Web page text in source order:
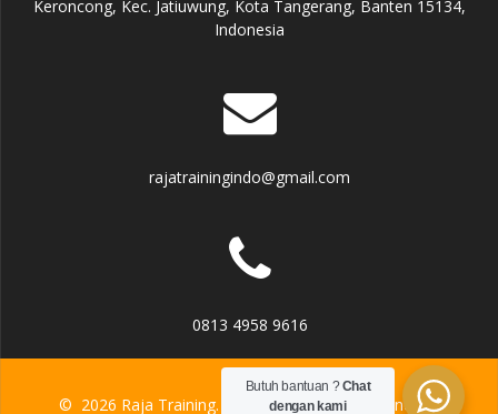
Keroncong, Kec. Jatiuwung, Kota Tangerang, Banten 15134,
Indonesia
rajatrainingindo@gmail.com
0813 4958 9616
© 2026 Raja Training. Built using WordPress and the
Butuh bantuan ?Chat
dengan kami